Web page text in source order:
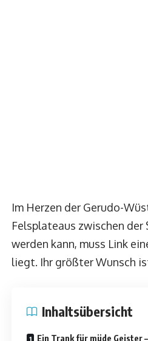
Im Herzen der Gerudo-
Felsplateaus zwischen
werden kann, muss Link
liegt. Ihr größter Wunsch
Inhaltsübersicht
Ein Trank für müde Geister